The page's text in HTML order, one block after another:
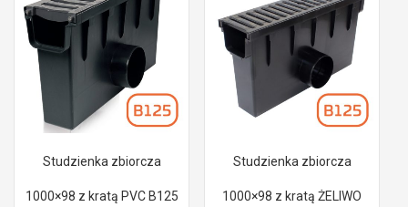
Studzienka zbiorcza
1000×98 z kratą PVC B125
Studzienka zbiorcza
1000×98 z kratą ŻELIWO